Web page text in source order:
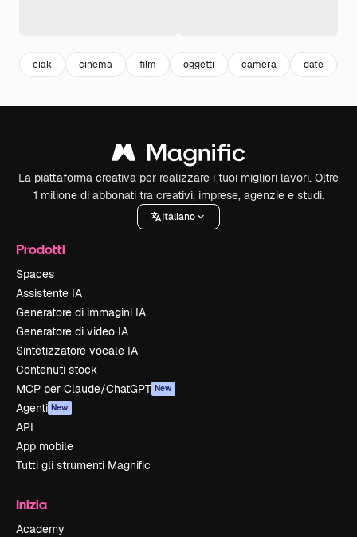
ciak cinema film oggetti camera date
La piattaforma creativa per realizzare i tuoi migliori lavori. Oltre
1 milione di abbonati tra creativi, imprese, agenzie e studi.
Italiano
Prodotti
Spaces
Assistente IA
Generatore di immagini IA
Generatore di video IA
Sintetizzatore vocale IA
Contenuti stock
MCP per Claude/ChatGPT New
Agenti New
API
App mobile
Tutti gli strumenti Magnific
Inizia
Academy